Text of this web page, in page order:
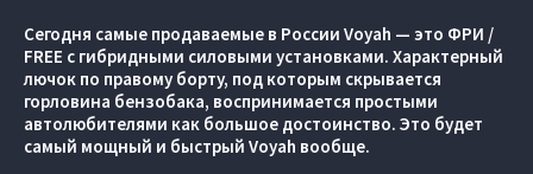
Сегодня самые продаваемые в России Voyah — это ФРИ /
FREE c гибридными силовыми установками. Характерный
лючок по правому борту, под которым скрывается
горловина бензобака, воспринимается простыми
автолюбителями как большое достоинство. Это будет
самый мощный и быстрый Voyah вообще.